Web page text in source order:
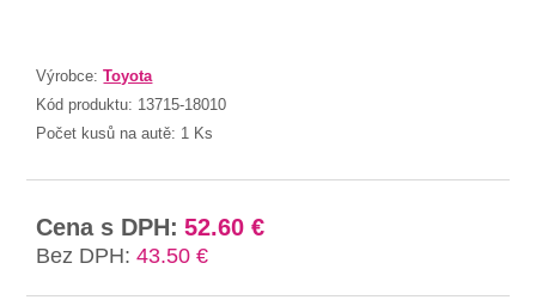
Výrobce:Toyota
Kód produktu: 13715-18010
Počet kusů na autě: 1 Ks
Cena s DPH: 52.60 €
Bez DPH: 43.50 €